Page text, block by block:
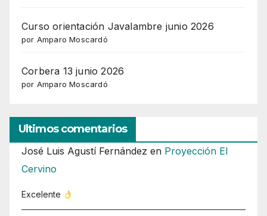
Curso orientación Javalambre junio 2026
por Amparo Moscardó
Corbera 13 junio 2026
por Amparo Moscardó
Ultimos comentarios
José Luis Agustí Fernández en Proyección El
Cervino
Excelente